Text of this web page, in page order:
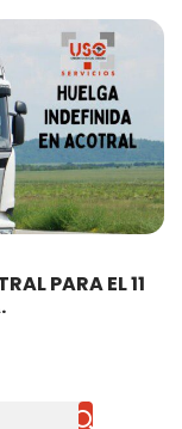
PARA EL 11